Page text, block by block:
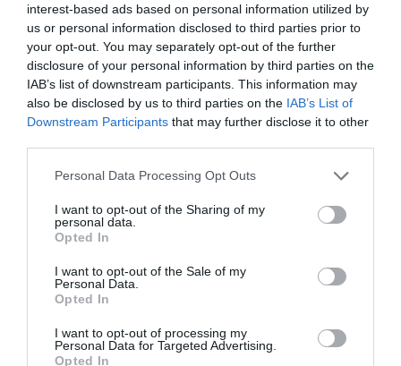
interest-based ads based on personal information utilized by
us or personal information disclosed to third parties prior to
your opt-out. You may separately opt-out of the further
disclosure of your personal information by third parties on the
IAB’s list of downstream participants. This information may
also be disclosed by us to third parties on the IAB’s List of
Downstream Participants that may further disclose it to other
Please note that this website/app uses one or more Google
not limited to your visit or usage behaviour. You may click to
grant or deny consent to Google and its third-party tags to
use your data for below specified purposes in below Google
consent section.
Personal Data Processing Opt Outs
I want to opt-out of the Sharing of my
personal data.
Opted In
I want to opt-out of the Sale of my
Personal Data.
Opted In
I want to opt-out of processing my
Personal Data for Targeted Advertising.
Opted In
ΔΙΑΒΑΣΤΕ ΚΑΙ ΤΑ ΠΑΡΑΚΑΤΩ
Ο καιρός των επομένων ημερών: Κανονικός
Αύγουστος με δυνατούς βοριάδες και σταδιακή
άνοδο της θερμοκρασίας
Ορθόδοξοι υπάρχουν και στα Βαλκάνια, κύριοι του
ασφαλείς εξορμήσεις και τα απαραίτητα Πρώτων
Προβληματισμός για την εξωτερική πολιτική
Ήλιος και μάτια: Ο αόρατος κίνδυνος του
καλοκαιριού για την όραση